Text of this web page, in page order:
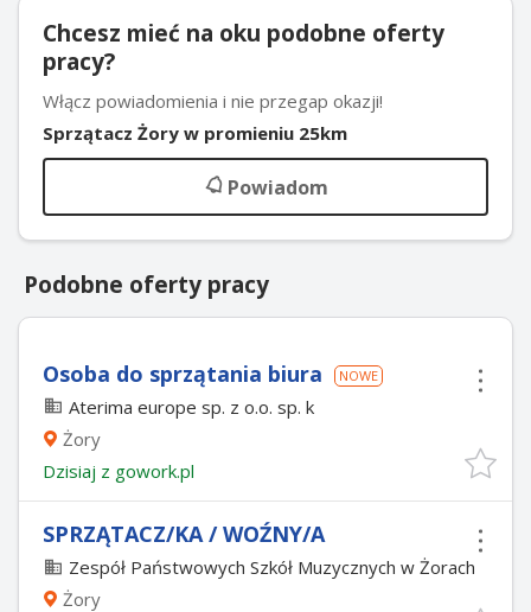
Chcesz mieć na oku podobne oferty
pracy?
Włącz powiadomienia i nie przegap okazji!
Sprzątacz Żory w promieniu 25km
Powiadom
Podobne oferty pracy
Osoba do sprzątania biura NOWE
Aterima europe sp. z o.o. sp. k
Żory
Dzisiaj z gowork.pl
SPRZĄTACZ/KA / WOŹNY/A
Zespół Państwowych Szkół Muzycznych w Żorach
Żory